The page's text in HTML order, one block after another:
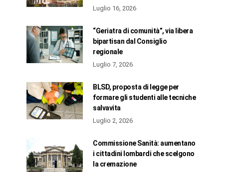
Luglio 16, 2026
“Geriatra di comunità”, via libera
bipartisan dal Consiglio
regionale
Luglio 7, 2026
BLSD, proposta di legge per
formare gli studenti alle tecniche
salvavita
Luglio 2, 2026
Commissione Sanità: aumentano
i cittadini lombardi che scelgono
la cremazione